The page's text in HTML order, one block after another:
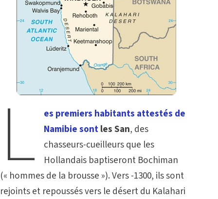
L
es premiers habitants attestés de
Namibie sontles San, des
chasseurs-cueilleurs que les
Hollandais baptiseront Bochiman
(« hommes de la brousse »). Vers -1300, ils sont
rejoints et repoussés vers le désert du Kalahari